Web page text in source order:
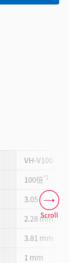
VH-V100
100倍*1
3.05 mm
2.28 mm
3.81 mm
1 mm
Scroll